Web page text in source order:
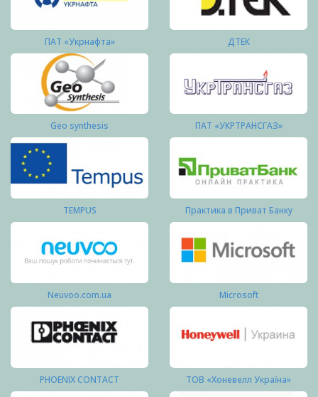
ПАТ «Укрнафта» ДТЕК
Geo synthesis ПАТ «УКРТРАНСГАЗ»
TEMPUS Практика в Приват Банку
Neuvoo.com.ua Microsoft
PHOENIX CONTACT ТОВ «Хоневелл Україна»